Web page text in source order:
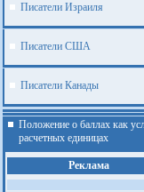
Писатели Израиля
Писатели США
Писатели Канады
Положение о баллах как
расчетных единицах
Реклама